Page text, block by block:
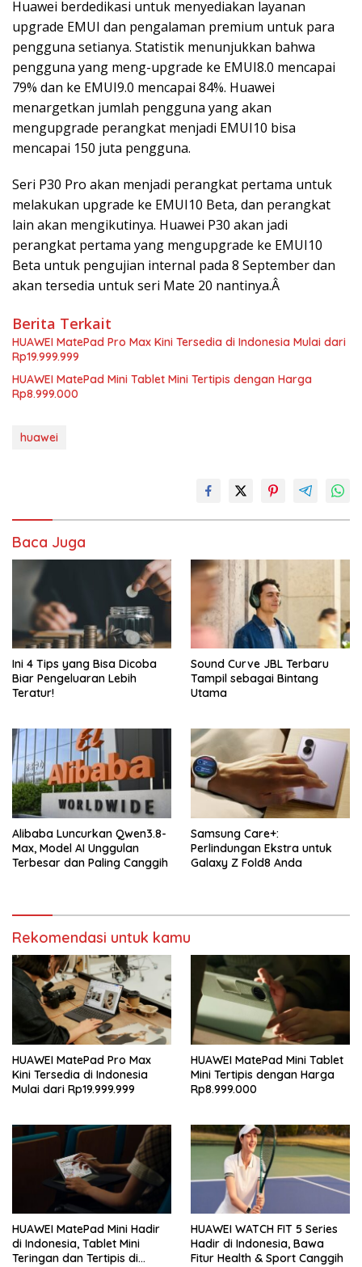
Huawei berdedikasi untuk menyediakan layanan
upgrade EMUI dan pengalaman premium untuk para
pengguna setianya. Statistik menunjukkan bahwa
pengguna yang meng-upgrade ke EMUI8.0 mencapai
79% dan ke EMUI9.0 mencapai 84%. Huawei
menargetkan jumlah pengguna yang akan
mengupgrade perangkat menjadi EMUI10 bisa
mencapai 150 juta pengguna.
Seri P30 Pro akan menjadi perangkat pertama untuk
melakukan upgrade ke EMUI10 Beta, dan perangkat
lain akan mengikutinya. Huawei P30 akan jadi
perangkat pertama yang mengupgrade ke EMUI10
Beta untuk pengujian internal pada 8 September dan
akan tersedia untuk seri Mate 20 nantinya.Â
Berita Terkait
HUAWEI MatePad Pro Max Kini Tersedia di Indonesia Mulai dari
Rp19.999.999
HUAWEI MatePad Mini Tablet Mini Tertipis dengan Harga
Rp8.999.000
huawei
Baca Juga
Ini 4 Tips yang Bisa Dicoba
Biar Pengeluaran Lebih
Teratur!
Sound Curve JBL Terbaru
Tampil sebagai Bintang
Utama
Alibaba Luncurkan Qwen3.8-
Max, Model AI Unggulan
Terbesar dan Paling Canggih
Samsung Care+:
Perlindungan Ekstra untuk
Galaxy Z Fold8 Anda
Rekomendasi untuk kamu
HUAWEI MatePad Pro Max
Kini Tersedia di Indonesia
Mulai dari Rp19.999.999
HUAWEI MatePad Mini Tablet
Mini Tertipis dengan Harga
Rp8.999.000
HUAWEI MatePad Mini Hadir
di Indonesia, Tablet Mini
Teringan dan Tertipis di
HUAWEI WATCH FIT 5 Series
Hadir di Indonesia, Bawa
Fitur Health & Sport Canggih